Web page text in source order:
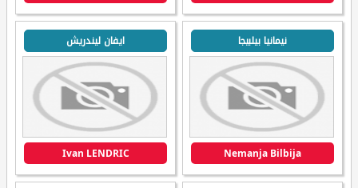
نيمانيا بيلبيجا
Nemanja Bilbija
ايفان ليندريش
Ivan LENDRIC